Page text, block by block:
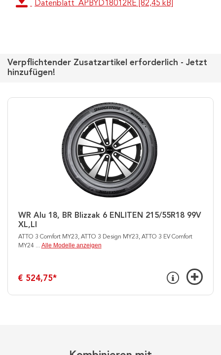
Datenblatt_APBYD18012RE [82,45 kB]
Verpflichtender Zusatzartikel erforderlich - Jetzt
hinzufügen!
WR Alu 18, BR Blizzak 6 ENLITEN 215/55R18 99V
XL,LI
ATTO 3 Comfort MY23, ATTO 3 Design MY23, ATTO 3 EV Comfort
MY24 ... Alle Modelle anzeigen
€ 524,75*